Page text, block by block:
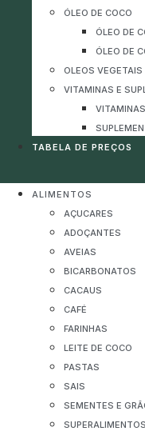
ÓLEO DE COCO
ÓLEO DE
ÓLEO DE
OLEOS VEGETAIS
VITAMINAS E
VITAMINAS
TABELA DE PREÇOS
ALIMENTOS
AÇUCARES
ADOÇANTES
AVEIAS
BICARBONATOS
CACAUS
CAFÉ
FARINHAS
LEITE DE COCO
PASTAS
SAIS
SEMENTES E
SUPERALIMENTOS